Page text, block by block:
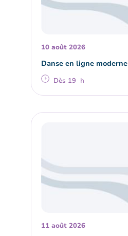
10 août 2026
Danse en ligne moderne
Dès 19 h
11 août 2026